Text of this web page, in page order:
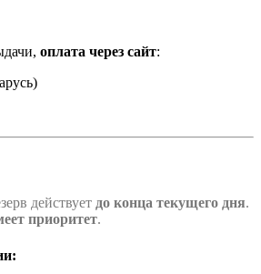
оплата через сайт:
действует до конца текущего дня.
приоритет.